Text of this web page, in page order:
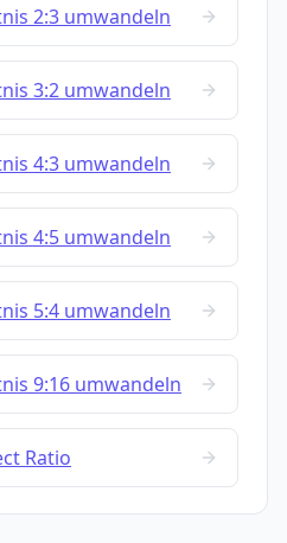
2:3 umwandeln
3:2 umwandeln
4:3 umwandeln
4:5 umwandeln
5:4 umwandeln
9:16 umwandeln
Ratio